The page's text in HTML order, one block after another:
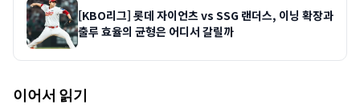
[KBO리그] 롯데 자이언츠 vs SSG 랜더스, 이닝 확장과
출루 효율의 균형은 어디서 갈릴까
이어서 읽기